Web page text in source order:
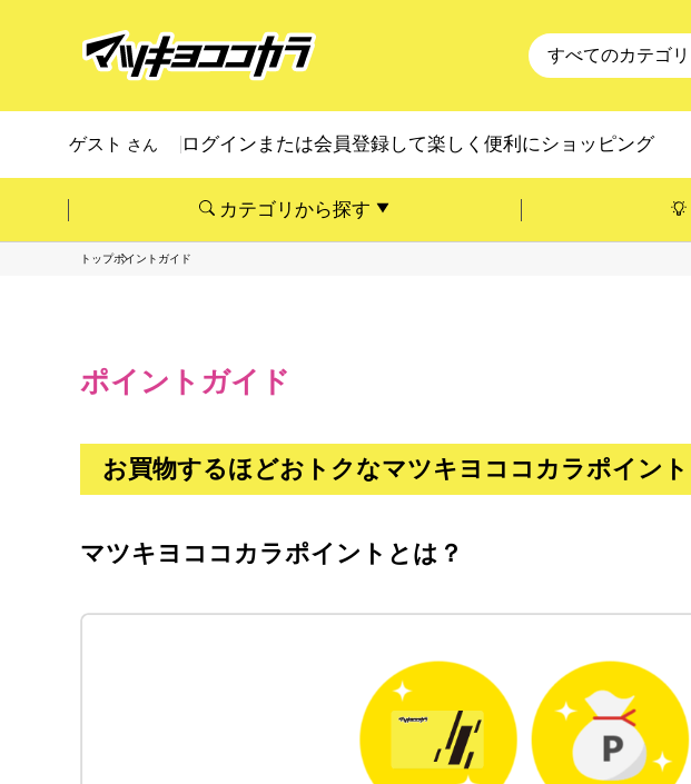
ゲスト さん ログインまたは会員登録して楽しく便利にショッピング
カテゴリから探す
トップポイントガイド
ポイントガイド
お買物するほどおトクなマツキヨココカラポイント
マツキヨココカラポイントとは？